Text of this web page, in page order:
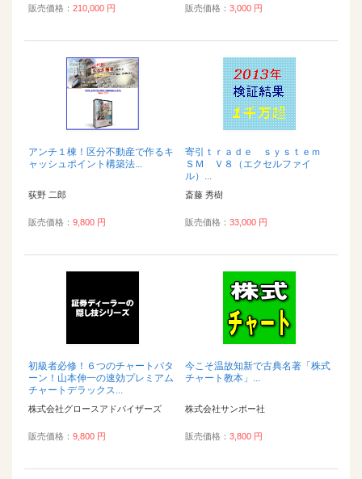
販売価格： 210,000 円 販売価格： 3,000 円
アンチ１棟！区分不動産で作るキ
ャッシュポイント構築法...
荻野 二郎
販売価格： 9,800 円
寄引ｔｒａｄｅ ｓｙｓｔｅｍ
ＳＭ Ｖ８（エクセルファイ
ル）...
斎藤 秀樹
販売価格： 33,000 円
初級者必修！６つのチャートパタ
ーン！山本伸一の速効プレミアム
チャートデラックス...
株式会社グロースアドバイザーズ
販売価格： 9,800 円
今こそ温故知新で古典名著「株式
チャート教本」...
株式会社サンポー社
販売価格： 3,800 円